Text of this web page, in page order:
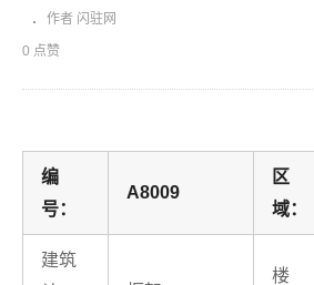
作者 闪驻网
0 点赞
编
号：
A8009
区
域：
建筑
楼